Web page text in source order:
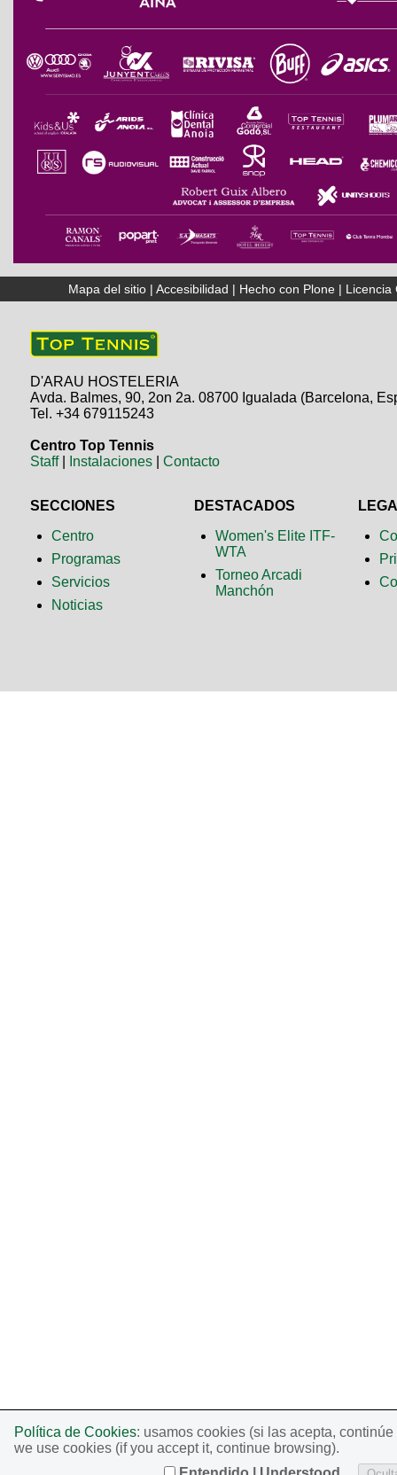
Mapa del sitio |Accesibilidad | Hecho con Plone | Licencia
D'ARAU HOSTELERIA
Avda. Balmes, 90, 2on 2a. 08700 Igualada (Barcelona,
Tel. +34 679115243
Centro Top Tennis
Staff| Instalaciones |Contacto
SECCIONES
Centro
Programas
Servicios
Noticias
DESTACADOS
Women's Elite ITF-
WTA
Torneo Arcadi
Manchón
Política de Cookies: usamos cookies (si las acepta,
we use cookies (if you accept it, continue browsing).